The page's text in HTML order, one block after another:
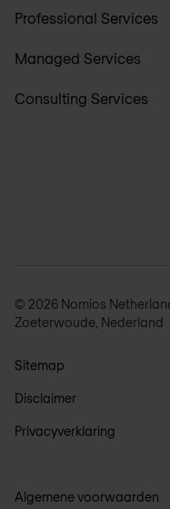
Professional Services
Managed Services
Consulting Services
© 2026 Nomios
Zoeterwoude, Nederland
Sitemap
Disclaimer
Privacyverklaring
Algemene voorwaarden